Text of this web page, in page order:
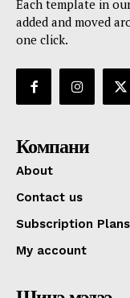
Each template in
added and moved
one click.
Компани
About
Contact us
Subscription Plans
My account